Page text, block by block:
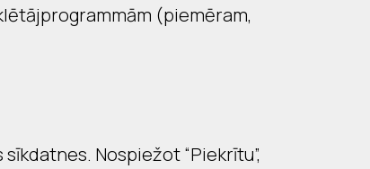
(piemēram,
Nospiežot “Piekrītu”,